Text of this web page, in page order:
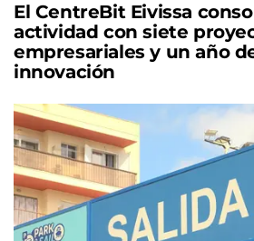
El CentreBit Eivissa
actividad con siete
empresariales y un año
innovación